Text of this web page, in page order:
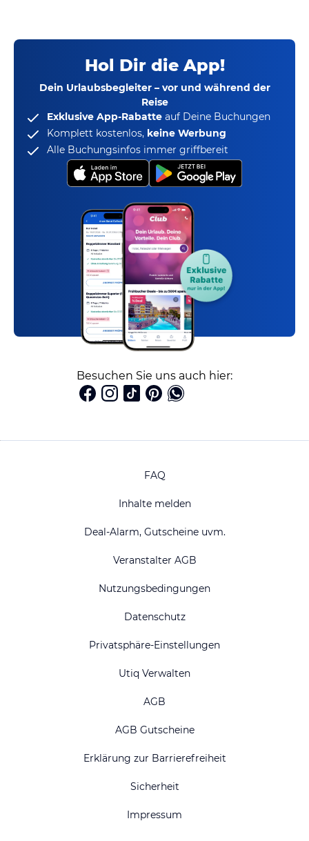
Hol Dir die App!
Dein Urlaubsbegleiter – vor und während der
Reise
Exklusive App-Rabatte auf Deine Buchungen
Komplett kostenlos, keine Werbung
Alle Buchungsinfos immer griffbereit
Besuchen Sie uns auch hier:
FAQ
Inhalte melden
Deal-Alarm, Gutscheine uvm.
Veranstalter AGB
Nutzungsbedingungen
Datenschutz
Privatsphäre-Einstellungen
Utiq Verwalten
AGB
AGB Gutscheine
Erklärung zur Barrierefreiheit
Sicherheit
Impressum